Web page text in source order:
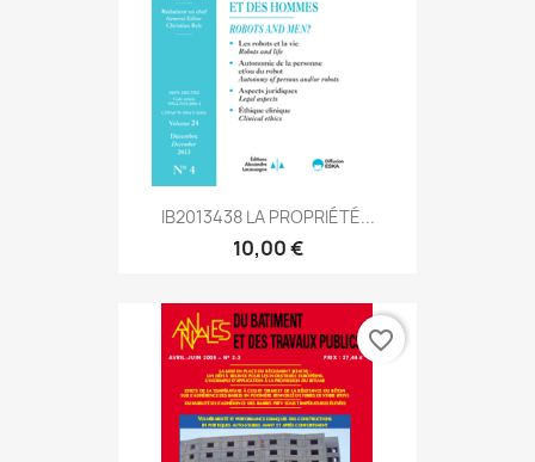
IB2013438 LA PROPRIÉTÉ...
10,00 €
favorite_border